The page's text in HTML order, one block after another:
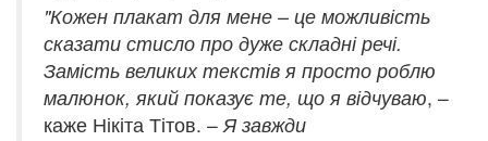
"Кожен плакат для мене – це можливість
сказати стисло про дуже складні речі.
Замість великих текстів я просто роблю
малюнок, який показує те, що я відчуваю, –
каже Нікіта Тітов. – Я завжди